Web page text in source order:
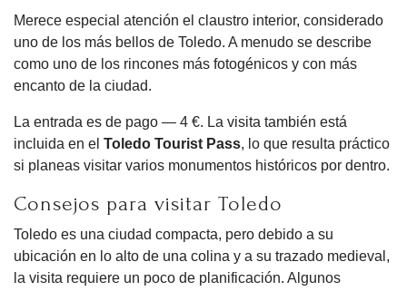
Merece especial atención el claustro interior, considerado
uno de los más bellos de Toledo. A menudo se describe
como uno de los rincones más fotogénicos y con más
encanto de la ciudad.
La entrada es de pago — 4 €. La visita también está
incluida en el Toledo Tourist Pass, lo que resulta práctico
si planeas visitar varios monumentos históricos por dentro.
Consejos para visitar Toledo
Toledo es una ciudad compacta, pero debido a su
ubicación en lo alto de una colina y a su trazado medieval,
la visita requiere un poco de planificación. Algunos